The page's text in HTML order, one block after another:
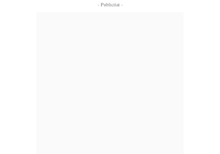
- Publicitat -